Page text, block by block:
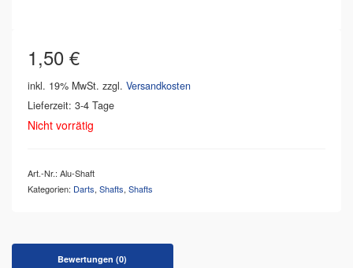
1,50 €
inkl. 19% MwSt. zzgl. Versandkosten
Lieferzeit: 3-4 Tage
Nicht vorrätig
Art.-Nr.: Alu-Shaft
Kategorien: Darts, Shafts, Shafts
Bewertungen (0)